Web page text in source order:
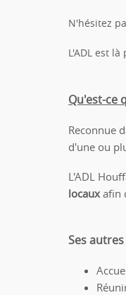
N'hésitez
L'ADL est
Qu'est-ce
Reconnue
d'une ou
L'ADL
locauxafin
Ses